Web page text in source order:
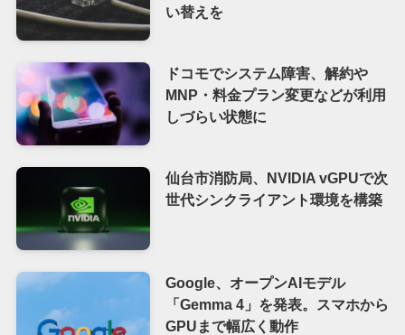
い替えを
ドコモでシステム障害、解約や
MNP・料金プラン変更などが利用
しづらい状態に
仙台市消防局、NVIDIA vGPUで次
世代シンクライアント環境を構築
Google、オープンAIモデル
「Gemma 4」を発表。スマホから
GPUまで幅広く動作